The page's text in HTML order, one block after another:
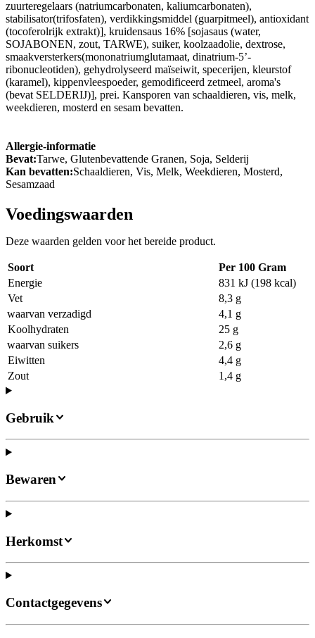
zuurteregelaars (natriumcarbonaten, kaliumcarbonaten),
stabilisator(trifosfaten), verdikkingsmiddel (guarpitmeel), antioxidant
(tocoferolrijk extrakt)], kruidensaus 16% [sojasaus (water,
SOJABONEN, zout, TARWE), suiker, koolzaadolie, dextrose,
smaakversterkers(mononatriumglutamaat, dinatrium-5’-
ribonucleotiden), gehydrolyseerd maïseiwit, specerijen, kleurstof
(karamel), kippenvleespoeder, gemodificeerd zetmeel, aroma's
(bevat SELDERIJ)], prei. Kansporen van schaaldieren, vis, melk,
weekdieren, mosterd en sesam bevatten.
Allergie-informatie
Bevat:Tarwe, Glutenbevattende Granen, Soja, Selderij
Kan bevatten:Schaaldieren, Vis, Melk, Weekdieren, Mosterd,
Sesamzaad
Voedingswaarden
Deze waarden gelden voor het bereide product.
Soort
Per 100 Gram
Energie
831 kJ (198 kcal)
Vet
8,3 g
waarvan verzadigd
4,1 g
Koolhydraten
25 g
waarvan suikers
2,6 g
Eiwitten
4,4 g
Zout
1,4 g
Gebruik
Bewaren
Herkomst
Contactgegevens